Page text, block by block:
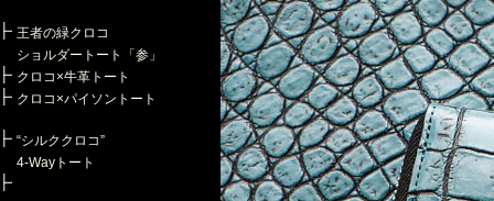
王者の緑クロコ
ショルダートート「参」
クロコ×牛革トート
クロコ×パイソントート
“シルククロコ”
4-Wayトート